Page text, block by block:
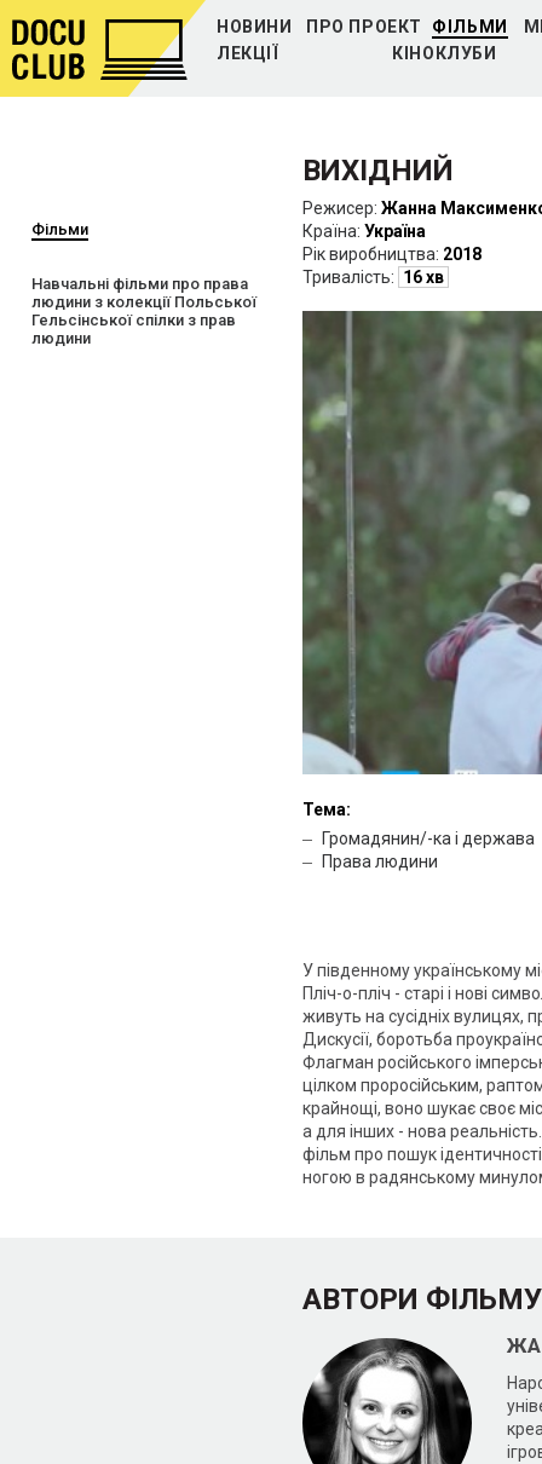
НОВИНИ ПРО ПРОЕКТ ФІЛЬМИ
ЛЕКЦІЇ
КІНОКЛУБИ
Фільми
Навчальні фільми про права
людини з колекції Польської
Гельсінської спілки з прав
людини
ВИХІДНИЙ
Режисер: Жанна
Країна: Україна
Рiк виробництва: 2018
Тривалість: 16 хв
Тема:
Громадянин/-ка і держава
Права людини
У південному українському
Пліч-о-пліч - старі і нові
живуть на сусідніх вулицях,
Дискусії, боротьба
Флагман російського
цілком проросійським,
крайнощі, воно шукає своє
а для інших - нова
фільм про пошук
ногою в радянському
АВТОРИ ФІЛЬМУ